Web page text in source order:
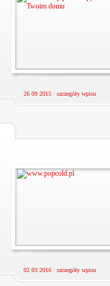
26 09 2015 · szczegóły wpisu
02 03 2016 · szczegóły wpisu